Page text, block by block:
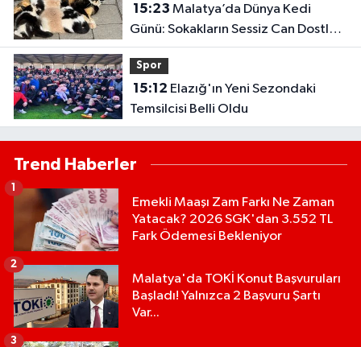
15:23
Günü: Sokakların Sessiz Can Dostları
Gündemde
Spor
15:12
Temsilcisi Belli Oldu
Trend Haberler
Emekli Maaşı Zam Farkı Ne Zaman
Yatacak? 2026 SGK'dan 3.552 TL
Fark Ödemesi Bekleniyor
1
Malatya'da TOKİ Konut Başvuruları
Başladı! Yalnızca 2 Başvuru Şartı
Var...
2
3